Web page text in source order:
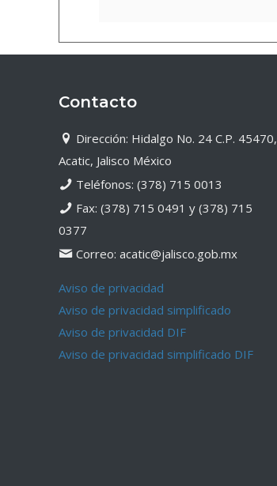
Contacto
Dirección: Hidalgo No. 24 C.P. 45470,
Acatic, Jalisco México
Teléfonos: (378) 715 0013
Fax: (378) 715 0491 y (378) 715
0377
Correo: acatic@jalisco.gob.mx
Aviso de privacidad
Aviso de privacidad simplificado
Aviso de privacidad DIF
Aviso de privacidad simplificado DIF